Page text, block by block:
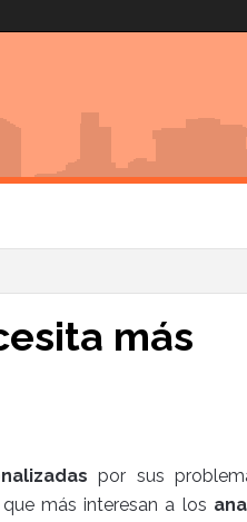
más
por sus
más interesan a los